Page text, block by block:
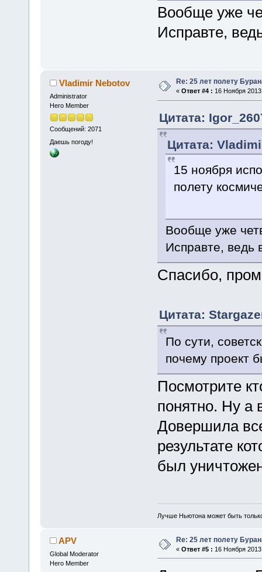
Вообще уже
Исправте,
Vladimir Nebotov
Administrator
Hero Member
Сообщений: 2071
Даешь погоду!
Re: 25 лет полету
« Ответ #4 : 16 Ноября
Цитата:
Цитата:
15 ноября
полету
Вообще уже
Исправте, ведь
Спасибо,
Цитата:
По сути,
почему проект
Посмотрите
понятно. Ну а
Довершила
результате
был
Лучше Ньютона может быть
APV
Global Moderator
Hero Member
Re: 25 лет полету
« Ответ #5 : 16 Ноября